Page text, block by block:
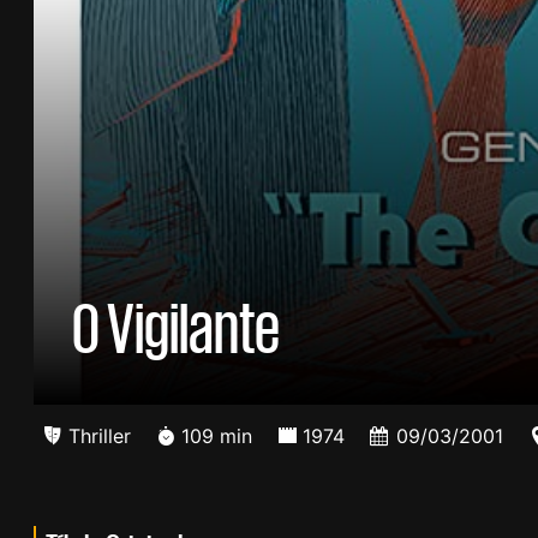
O Vigilante
Thriller 109 min 1974 09/03/2001